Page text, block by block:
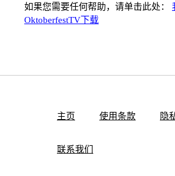
如果您需要任何帮助，请单击此处：
OktoberfestTV下载
主页 使用条款 隐
联系我们